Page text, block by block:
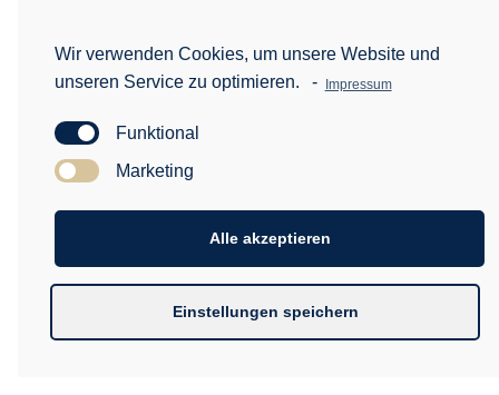
Wir verwenden Cookies, um unsere Website und
unseren Service zu optimieren.
- Impressum
Funktional
Marketing
Alle akzeptieren
Einstellungen speichern